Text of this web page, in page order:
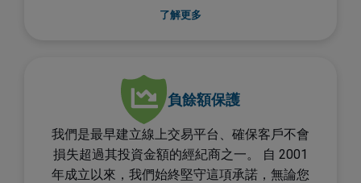
了解更多
負餘額保護
我們是最早建立線上交易平台、確保客戶不會
損失超過其投資金額的經紀商之一。 自 2001
年成立以來，我們始終堅守這項承諾，無論您